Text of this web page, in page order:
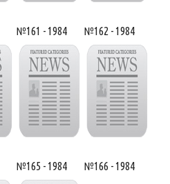
№161 - 1984 №162 - 1984
№165 - 1984 №166 - 1984